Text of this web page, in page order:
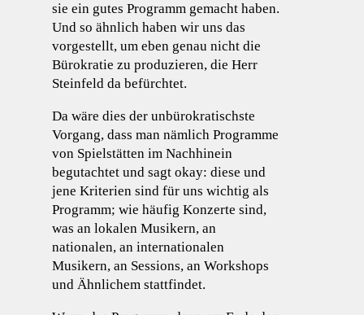
sie ein gutes Programm gemacht haben.
Und so ähnlich haben wir uns das
vorgestellt, um eben genau nicht die
Bürokratie zu produzieren, die Herr
Steinfeld da befürchtet.
Da wäre dies der unbürokratischste
Vorgang, dass man nämlich Programme
von Spielstätten im Nachhinein
begutachtet und sagt okay: diese und
jene Kriterien sind für uns wichtig als
Programm; wie häufig Konzerte sind,
was an lokalen Musikern, an
nationalen, an internationalen
Musikern, an Sessions, an Workshops
und Ähnlichem stattfindet.